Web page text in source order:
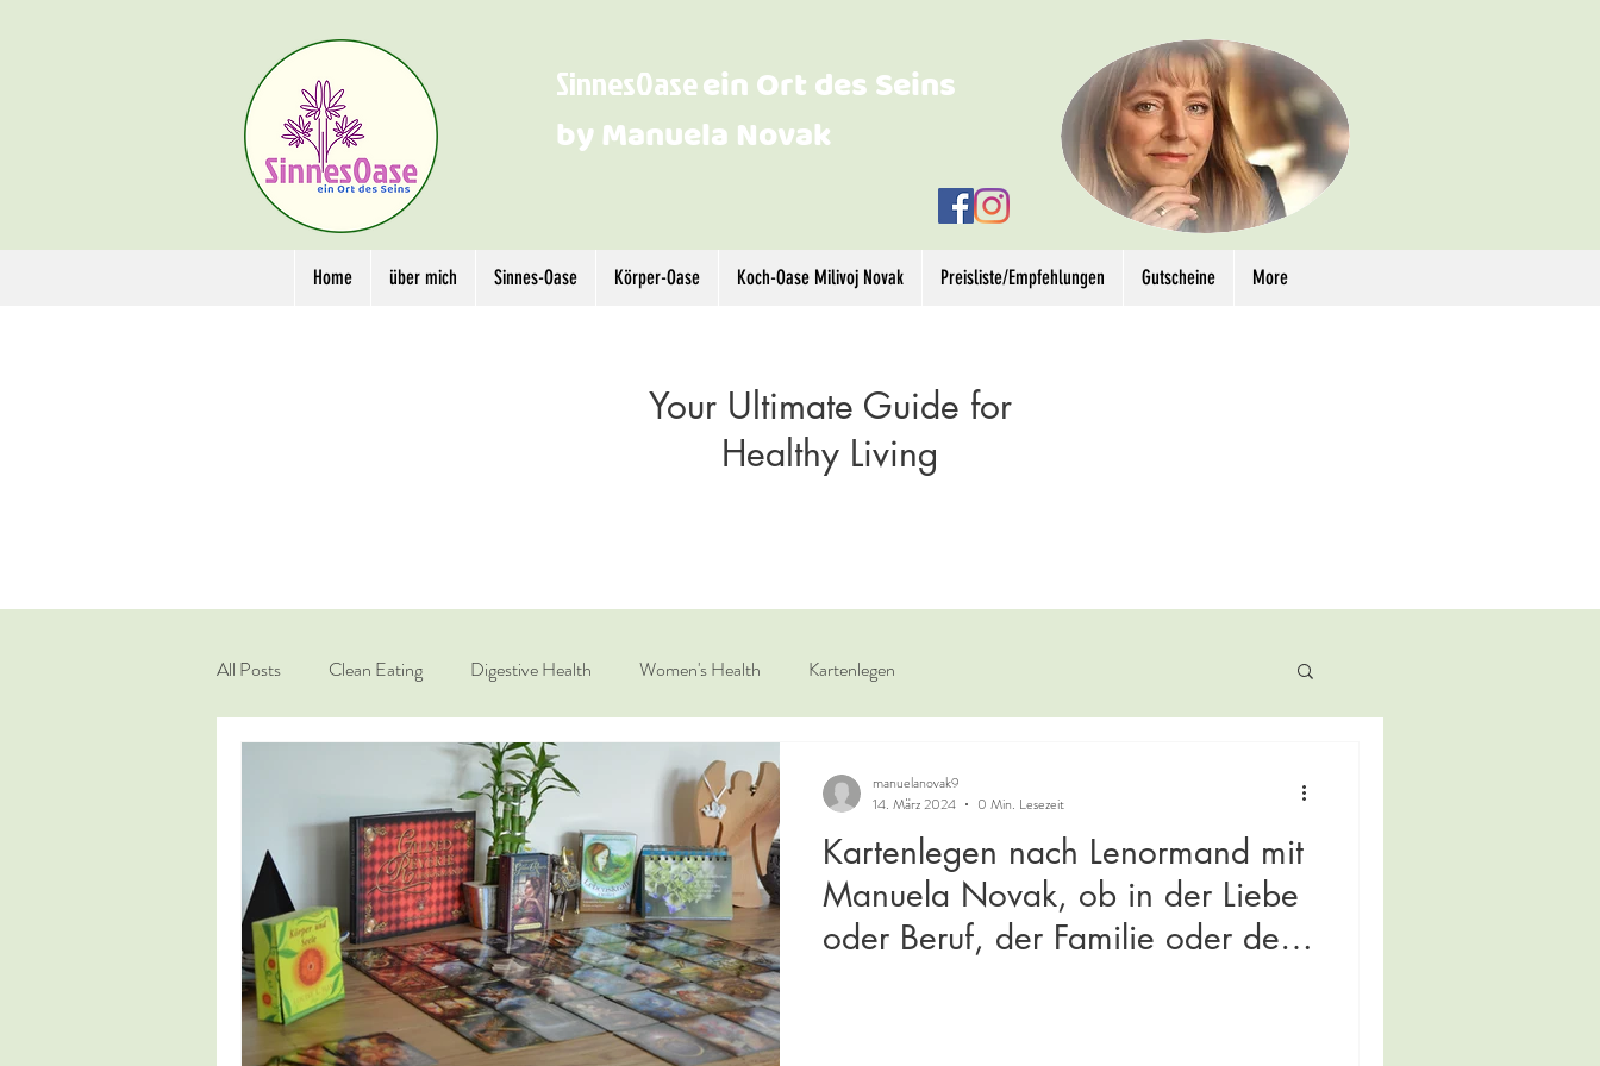
SinnesOaseein Ort des Seins
by Manuela Novak
Home über mich Sinnes-Oase Körper-Oase Koch-Oase Milivoj Novak Preisliste/Empfehlungen Gutscheine More
Your Ultimate Guide for
Healthy Living
All Posts Clean Eating Digestive Health Women's Health Kartenlegen
Kartenlegen nach Lenormand mit
Manuela Novak, ob in der Liebe
oder Beruf, der Familie oder den
manuelanovak9
14. März 2024
0 Min. Lesezeit